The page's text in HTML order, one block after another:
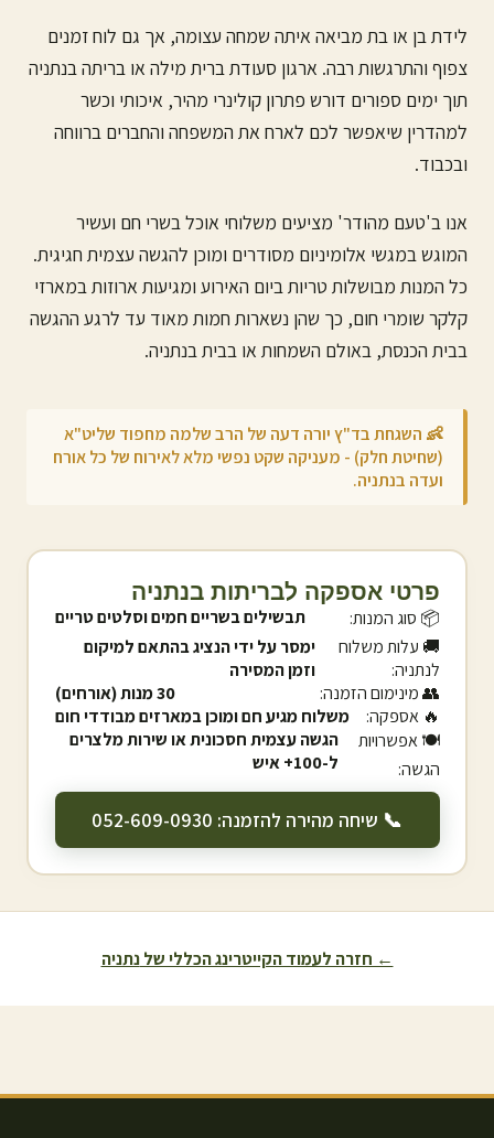
לידת בן או בת מביאה איתה שמחה עצומה, אך גם לוח זמנים
צפוף והתרגשות רבה. ארגון סעודת ברית מילה או בריתה בנתניה
תוך ימים ספורים דורש פתרון קולינרי מהיר, איכותי וכשר
למהדרין שיאפשר לכם לארח את המשפחה והחברים ברווחה
ובכבוד.
אנו ב'טעם מהודר' מציעים משלוחי אוכל בשרי חם ועשיר
המוגש במגשי אלומיניום מסודרים ומוכן להגשה עצמית חגיגית.
כל המנות מבושלות טריות ביום האירוע ומגיעות ארוזות במארזי
קלקר שומרי חום, כך שהן נשארות חמות מאוד עד לרגע ההגשה
בבית הכנסת, באולם השמחות או בבית בנתניה.
👶 השגחת בד"ץ יורה דעה של הרב שלמה מחפוד שליט"א
(שחיטת חלק) - מעניקה שקט נפשי מלא לאירוח של כל אורח
ועדה בנתניה.
פרטי אספקה לבריתות בנתניה
📦 סוג המנות:
תבשילים בשריים חמים וסלטים טריים
🚚 עלות משלוח
לנתניה:
ימסר על ידי הנציג בהתאם למיקום
וזמן המסירה
👥 מינימום הזמנה:
30 מנות (אורחים)
🔥 אספקה:
משלוח מגיע חם ומוכן במארזים מבודדי חום
🍽️ אפשרויות
הגשה:
הגשה עצמית חסכונית או שירות מלצרים
ל-100+ איש
📞 שיחה מהירה להזמנה: 052-609-0930
← חזרה לעמוד הקייטרינג הכללי שלנתניה